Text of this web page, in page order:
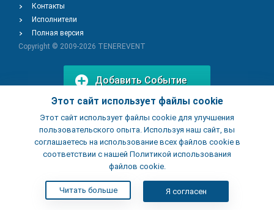
Этот сайт использует файлы cookie
Этот сайт использует файлы cookie для улучшения
пользовательского опыта. Используя наш сайт, вы
соглашаетесь на использование всех файлов cookie в
соответствии с нашей Политикой использования
файлов cookie.
Читать больше Я согласен
Контакты
Исполнители
Полная версия
Copyright © 2009-2026 TENEREVENT
Добавить Событие
Добавить Заведение